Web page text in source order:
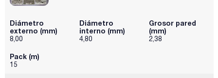
Diámetro
externo (mm)
8,00
Diámetro
interno (mm)
4,80
Grosor pared
(mm)
2,38
Pack (m)
15